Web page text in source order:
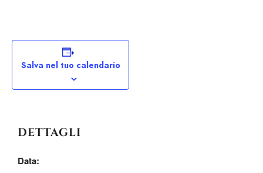
Salva nel tuo calendario
DETTAGLI
Data: